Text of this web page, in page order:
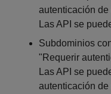
autenticación de
Las API se
Subdominios
"Requerir
Las API se
autenticación